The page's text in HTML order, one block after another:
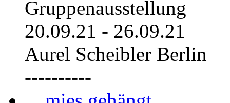
Gruppenausstellung
20.09.21 - 26.09.21
Aurel Scheibler Berlin
----------